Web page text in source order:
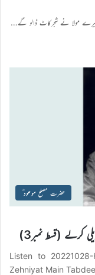
میرے مولا نے شجرکاٹ ڈالو گے…
حضرت مصلح موعود ؓ
کرلے (قسط نمبر3)
Listen to
Zehniyat Main